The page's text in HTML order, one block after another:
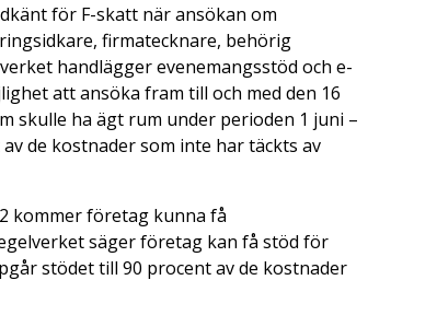
för F-skatt när ansökan om
firmatecknare, behörig
handlägger evenemangsstöd och e-
att ansöka fram till och med den 16
skulle ha ägt rum under perioden 1 juni –
de kostnader som inte har täckts av
kommer företag kunna få
säger företag kan få stöd för
stödet till 90 procent av de kostnader